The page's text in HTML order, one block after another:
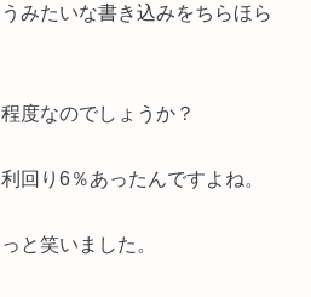
みたいな書き込みをちらほら
度なのでしょうか？
回り6％あったんですよね。
と笑いました。